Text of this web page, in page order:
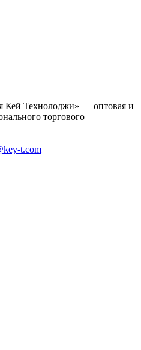
Технолоджи» — оптовая и
торгового
t.com